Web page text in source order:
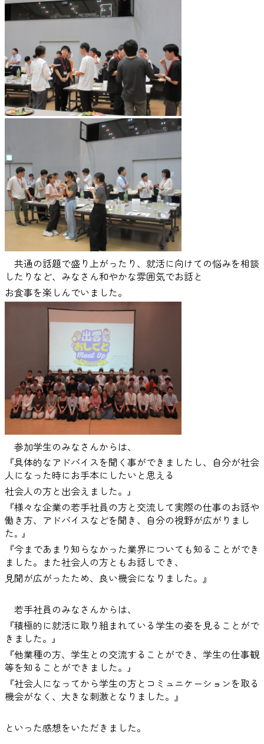
共通の話題で盛り上がったり、就活に向けての悩みを相談
したりなど、みなさん和やかな雰囲気でお話と
お食事を楽しんでいました。
参加学生のみなさんからは、
『具体的なアドバイスを聞く事ができましたし、自分が社会
人になった時にお手本にしたいと思える
社会人の方と出会えました。 』
『様々な企業の若手社員の方と交流して実際の仕事のお話や
働き方、アドバイスなどを聞き、自分の視野が広がりまし
た。』
『今まであまり知らなかった業界についても知ることができ
ました。また社会人の方ともお話しでき、
見聞が広がったため、良い機会になりました。』
若手社員のみなさんからは、
『積極的に就活に取り組まれている学生の姿を見ることがで
きました。 』
『他業種の方、学生との交流することができ、学生の仕事観
等を知ることができました。
』
『社会人になってから学生の方とコミュニケーションを取る
機会がなく、大きな刺激となりました。』
といった感想をいただきました。